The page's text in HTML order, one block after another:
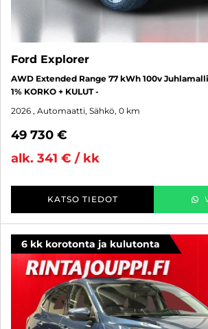
Ford Explorer
AWD Extended Range 77 kWh 100v
1% KORKO + KULUT -
2026 , Automaatti, Sähkö, 0 km
49 730 €
alk. 341 € / kk
KATSO TIEDOT
6 kk korotonta ja kulutonta